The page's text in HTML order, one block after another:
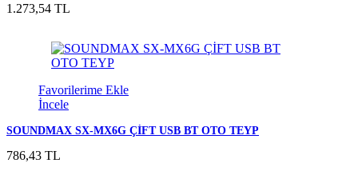
1.273,54 TL
Favorilerime Ekle
İncele
SOUNDMAX SX-MX6G ÇİFT USB BT OTO TEYP
786,43 TL